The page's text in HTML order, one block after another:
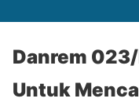
Danrem
Untuk